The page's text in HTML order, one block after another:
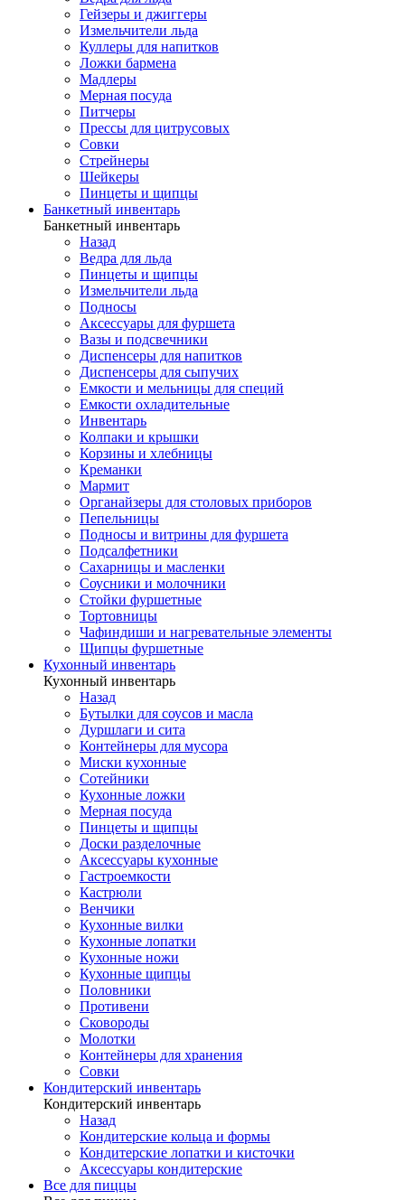
Гейзеры и джиггеры
Измельчители льда
Куллеры для напитков
Ложки бармена
Мадлеры
Мерная посуда
Питчеры
Прессы для цитрусовых
Совки
Стрейнеры
Шейкеры
Пинцеты и щипцы
Банкетный инвентарь
Банкетный инвентарь
Назад
Ведра для льда
Пинцеты и щипцы
Измельчители льда
Подносы
Аксессуары для фуршета
Вазы и подсвечники
Диспенсеры для напитков
Диспенсеры для сыпучих
Емкости и мельницы для специй
Емкости охладительные
Инвентарь
Колпаки и крышки
Корзины и хлебницы
Креманки
Мармит
Органайзеры для столовых приборов
Пепельницы
Подносы и витрины для фуршета
Подсалфетники
Сахарницы и масленки
Соусники и молочники
Стойки фуршетные
Тортовницы
Чафиндиши и нагревательные элементы
Щипцы фуршетные
Кухонный инвентарь
Кухонный инвентарь
Назад
Бутылки для соусов и масла
Дуршлаги и сита
Контейнеры для мусора
Миски кухонные
Сотейники
Кухонные ложки
Мерная посуда
Пинцеты и щипцы
Доски разделочные
Аксессуары кухонные
Гастроемкости
Кастрюли
Венчики
Кухонные вилки
Кухонные лопатки
Кухонные ножи
Кухонные щипцы
Половники
Противени
Сковороды
Молотки
Контейнеры для хранения
Совки
Кондитерский инвентарь
Кондитерский инвентарь
Назад
Кондитерские кольца и формы
Кондитерские лопатки и кисточки
Аксессуары кондитерские
Все для пиццы